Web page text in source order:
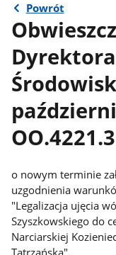
Powrót
o nowym terminie
uzgodnienia
"Legalizacja ujęcia
Szyszkowskiego do
Narciarskiej
Tatrzańska".